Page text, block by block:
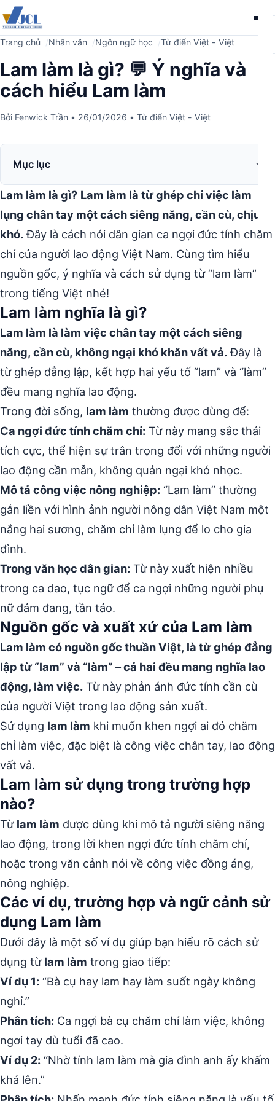
Trang chủ Nhân văn Ngôn ngữ học Từ điển Việt - Việt
Lam làm là gì? 💬 Ý nghĩa và
cách hiểu Lam làm
Bởi Fenwick Trần • 26/01/2026 • Từ điển Việt - Việt
Mục lục
Lam làm là gì? Lam làm là từ ghép chỉ việc làm
lụng chân tay một cách siêng năng, cần cù, chịu
khó.Đây là cách nói dân gian ca ngợi đức tính chăm
chỉ của người lao động Việt Nam. Cùng tìm hiểu
nguồn gốc, ý nghĩa và cách sử dụng từ “lam làm”
trong tiếng Việt nhé!
Lam làm nghĩa là gì?
Lam làm là làm việc chân tay một cách siêng
năng, cần cù, không ngại khó khăn vất vả.Đây là
từ ghép đẳng lập, kết hợp hai yếu tố “lam” và “làm”
đều mang nghĩa lao động.
Trong đời sống, lam làm thường được dùng để:
Ca ngợi đức tính chăm chỉ: Từ này mang sắc thái
tích cực, thể hiện sự trân trọng đối với những người
lao động cần mẫn, không quản ngại khó nhọc.
Mô tả công việc nông nghiệp: “Lam làm” thường
gắn liền với hình ảnh người nông dân Việt Nam một
nắng hai sương, chăm chỉ làm lụng để lo cho gia
đình.
Trong văn học dân gian: Từ này xuất hiện nhiều
trong ca dao, tục ngữ để ca ngợi những người phụ
nữ đảm đang, tần tảo.
Nguồn gốc và xuất xứ của Lam làm
Lam làm có nguồn gốc thuần Việt, là từ ghép đẳng
lập từ “lam” và “làm” – cả hai đều mang nghĩa lao
động, làm việc. Từ này phản ánh đức tính cần cù
của người Việt trong lao động sản xuất.
Sử dụng lam làm khi muốn khen ngợi ai đó chăm
chỉ làm việc, đặc biệt là công việc chân tay, lao động
vất vả.
Lam làm sử dụng trong trường hợp
nào?
Từ lam làm được dùng khi mô tả người siêng năng
lao động, trong lời khen ngợi đức tính chăm chỉ,
hoặc trong văn cảnh nói về công việc đồng áng,
nông nghiệp.
Các ví dụ, trường hợp và ngữ cảnh sử
dụng Lam làm
Dưới đây là một số ví dụ giúp bạn hiểu rõ cách sử
dụng từ lam làm trong giao tiếp:
Ví dụ 1: “Bà cụ hay lam hay làm suốt ngày không
nghỉ.”
Phân tích: Ca ngợi bà cụ chăm chỉ làm việc, không
ngơi tay dù tuổi đã cao.
Ví dụ 2: “Nhờ tính lam làm mà gia đình anh ấy khấm
khá lên.”